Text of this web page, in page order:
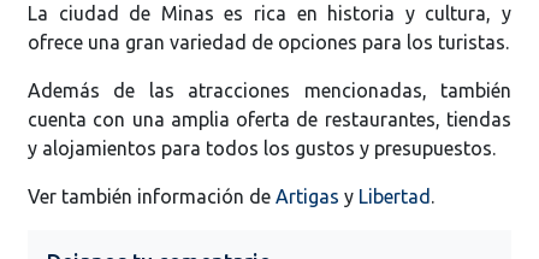
La ciudad de Minas es rica en historia y cultura, y
ofrece una gran variedad de opciones para los turistas.
Además de las atracciones mencionadas, también
cuenta con una amplia oferta de restaurantes, tiendas
y alojamientos para todos los gustos y presupuestos.
Ver también información de Artigas y Libertad .